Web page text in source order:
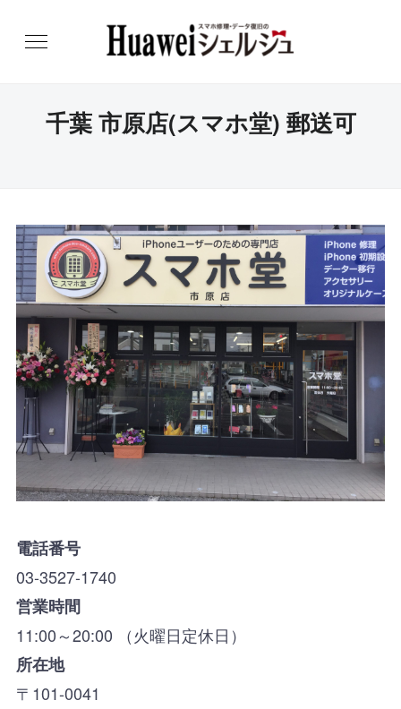
千葉 市原店(スマホ堂) 郵送可
電話番号
03-3527-1740
営業時間
11:00～20:00 （火曜日定休日）
所在地
〒101-0041